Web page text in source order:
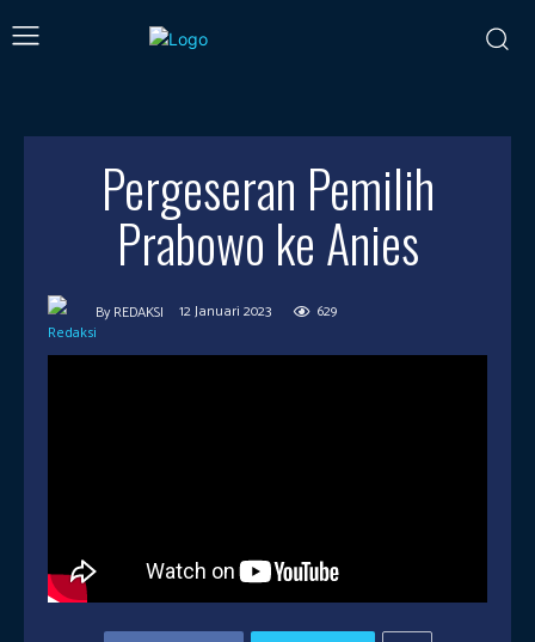
Pergeseran Pemilih
Prabowo ke Anies
By REDAKSI 12 Januari 2023 629